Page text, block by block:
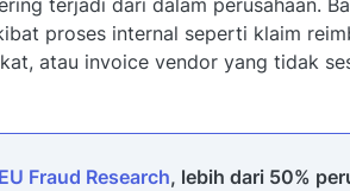
terjadi dari dalam perusahaan.
proses internal seperti klaim
atau invoice vendor yang tidak
Fraud Research, lebih dari 50%